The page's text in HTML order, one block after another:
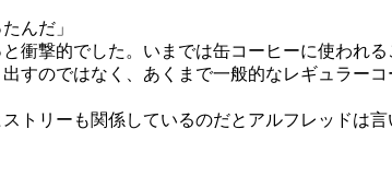
んだ」
衝撃的でした。いまでは缶コーヒーに使われ
のではなく、あくまで一般的なレギュラーコ
トリーも関係しているのだとアルフレッドは言